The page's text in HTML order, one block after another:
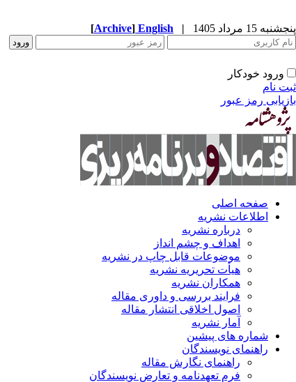
پنجشنبه 15 مرداد 1405 |
English
[Archive]
ورود خودکار
ثبت نام
بازیابی رمز عبور
صفحه اصلی
اطلاعات نشریه
درباره نشریه
اهداف و چشم انداز
موضوعات قابل چاپ در نشریه
هیأت تحریریه نشریه
همکاران نشریه
فرایند بررسی و داوری مقاله
اصول اخلاقی انتشار مقاله
آمار نشریه
شماره های پیشین
راهنمای نویسندگان
راهنمای نگارش مقاله
فرم تعهدنامه و تعارض نویسندگان